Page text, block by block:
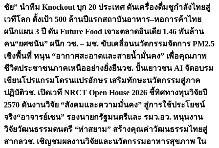
ชัย” นำทีม Knockout บุก 20 ประเทศ ดันเครื่องดื่มชูกำลังไทยสู่
เวทีโลก ตั้งเป้า 500 ล้านปีแรกสถาบันอาหาร–หอการค้าไทย
ผนึกแผน 3 ปี ดัน Future Food เจาะตลาดอินเดีย 1.46 พันล้าน
คน“ยศชนัน” ผนึก วช. – มช. ขับเคลื่อนนวัตกรรมจัดการ PM2.5
เชิงพื้นที่ หนุน “อากาศสะอาดและสายน้ำมั่นคง” เพื่อคุณภาพ
ชีวิตประชาชนภาคเหนืออย่างยั่งยืนวช. ปั้นเยาวชน AI จัดอบรม
เขียนโปรแกรมโดรนแปรอักษร เสริมทักษะนวัตกรรมสู่ภาค
ปฏิบัติวช. เปิดเวที NRCT Open House 2026 ชี้ทิศทางทุนวิจัยปี
2570 ดันงานวิจัย “สังคมและความมั่นคง” สู่การใช้ประโยชน์
จริง“อาจารย์เชน” รองนายกรัฐมนตรีและ รมว.อว. หนุนงาน
วิจัยวัฒนธรรมดนตรี “ท่าสยาม” สร้างคุณค่าวัฒนธรรมไทยสู่
สากลวช. เชิญชมผลงานวิจัยและนวัตกรรมอาหารสุขภาพ ใน